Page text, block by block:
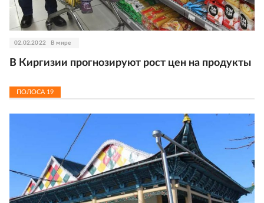
02.02.2022 В мире
В Киргизии прогнозируют рост цен на продукты
ПОЛОСА 19